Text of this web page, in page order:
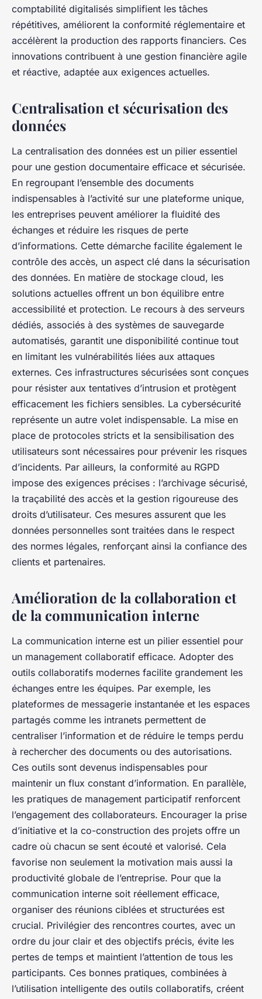
comptabilité digitalisés simplifient les tâches
répétitives, améliorent la conformité réglementaire et
accélèrent la production des rapports financiers. Ces
innovations contribuent à une gestion financière agile
et réactive, adaptée aux exigences actuelles.
Centralisation et sécurisation des
données
La centralisation des données est un pilier essentiel
pour une gestion documentaire efficace et sécurisée.
En regroupant l’ensemble des documents
indispensables à l’activité sur une plateforme unique,
les entreprises peuvent améliorer la fluidité des
échanges et réduire les risques de perte
d’informations. Cette démarche facilite également le
contrôle des accès, un aspect clé dans la sécurisation
des données. En matière de stockage cloud, les
solutions actuelles offrent un bon équilibre entre
accessibilité et protection. Le recours à des serveurs
dédiés, associés à des systèmes de sauvegarde
automatisés, garantit une disponibilité continue tout
en limitant les vulnérabilités liées aux attaques
externes. Ces infrastructures sécurisées sont conçues
pour résister aux tentatives d’intrusion et protègent
efficacement les fichiers sensibles. La cybersécurité
représente un autre volet indispensable. La mise en
place de protocoles stricts et la sensibilisation des
utilisateurs sont nécessaires pour prévenir les risques
d’incidents. Par ailleurs, la conformité au RGPD
impose des exigences précises : l’archivage sécurisé,
la traçabilité des accès et la gestion rigoureuse des
droits d’utilisateur. Ces mesures assurent que les
données personnelles sont traitées dans le respect
des normes légales, renforçant ainsi la confiance des
clients et partenaires.
Amélioration de la collaboration et
de la communication interne
La communication interne est un pilier essentiel pour
un management collaboratif efficace. Adopter des
outils collaboratifs modernes facilite grandement les
échanges entre les équipes. Par exemple, les
plateformes de messagerie instantanée et les espaces
partagés comme les intranets permettent de
centraliser l’information et de réduire le temps perdu
à rechercher des documents ou des autorisations.
Ces outils sont devenus indispensables pour
maintenir un flux constant d’information. En parallèle,
les pratiques de management participatif renforcent
l’engagement des collaborateurs. Encourager la prise
d’initiative et la co-construction des projets offre un
cadre où chacun se sent écouté et valorisé. Cela
favorise non seulement la motivation mais aussi la
productivité globale de l’entreprise. Pour que la
communication interne soit réellement efficace,
organiser des réunions ciblées et structurées est
crucial. Privilégier des rencontres courtes, avec un
ordre du jour clair et des objectifs précis, évite les
pertes de temps et maintient l’attention de tous les
participants. Ces bonnes pratiques, combinées à
l’utilisation intelligente des outils collaboratifs, créent